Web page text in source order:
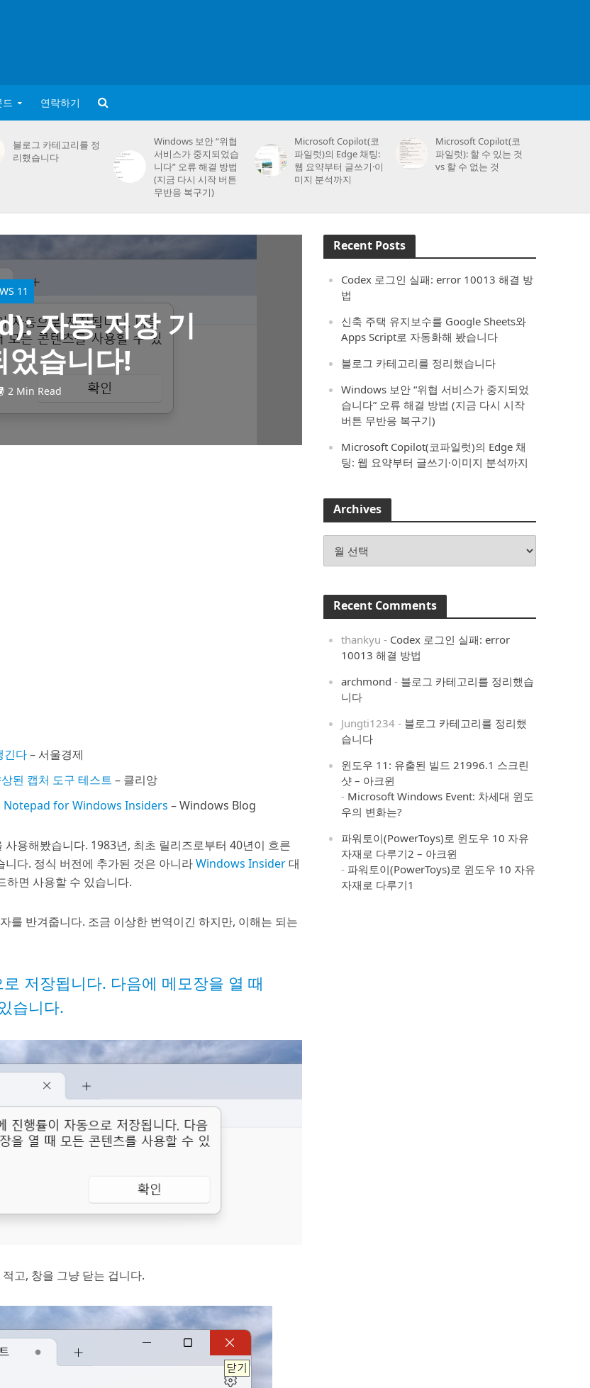
드 연락하기
블로그 카테고리를 정
리했습니다
Windows 보안 “위협
서비스가 중지되었습
니다” 오류 해결 방법
(지금 다시 시작 버튼
무반응 복구기)
Microsoft Copilot(코
파일럿)의 Edge 채팅:
웹 요약부터 글쓰기·이
미지 분석까지
Microsoft Copilot(코
파일럿): 할 수 있는 것
vs 할 수 없는 것
11
자동 저장 기
었습니다!
2 Min Read
긴다– 서울경제
된 캡처 도구 테스트 – 클리앙
for Windows Insiders – Windows Blog
사용해봤습니다. 1983년, 최초 릴리즈로부터 40년이 흐른
니다. 정식 버전에 추가된 것은 아니라Windows Insider대
하면 사용할 수 있습니다.
를 반겨줍니다. 조금 이상한 번역이긴 하지만, 이해는 되는
저장됩니다. 다음에 메모장을 열 때
습니다.
고, 창을 그냥 닫는 겁니다.
Recent Posts
Codex 로그인 실패: error 10013 해결 방
법
신축 주택 유지보수를 Google Sheets와
Apps Script로 자동화해 봤습니다
블로그 카테고리를 정리했습니다
Windows 보안 “위협 서비스가 중지되었
습니다” 오류 해결 방법 (지금 다시 시작
버튼 무반응 복구기)
Microsoft Copilot(코파일럿)의 Edge 채
팅: 웹 요약부터 글쓰기·이미지 분석까지
Archives
Recent Comments
thankyu - Codex 로그인 실패: error
10013 해결 방법
archmond - 블로그 카테고리를 정리했습
니다
Jungti1234 - 블로그 카테고리를 정리했
습니다
윈도우 11: 유출된 빌드 21996.1 스크린
샷 – 아크윈
- Microsoft Windows Event: 차세대 윈도
우의 변화는?
파워토이(PowerToys)로 윈도우 10 자유
자재로 다루기2 – 아크윈
- 파워토이(PowerToys)로 윈도우 10 자유
자재로 다루기1